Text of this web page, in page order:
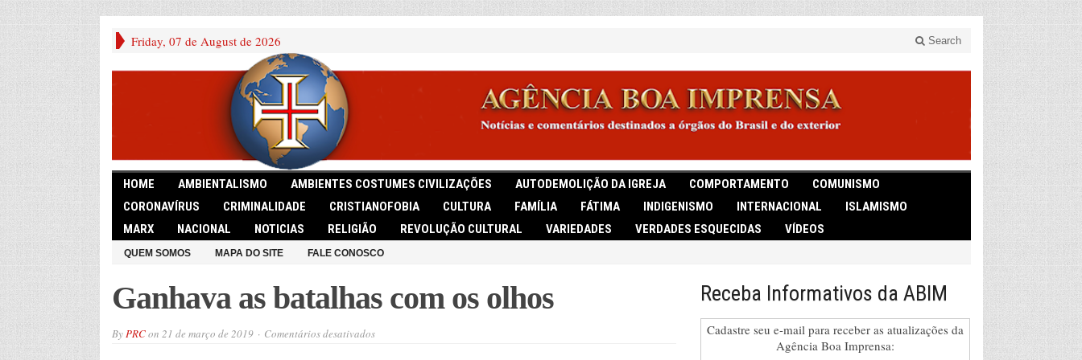
Friday, 07 de August de 2026 Search
HOME AMBIENTALISMO AMBIENTES COSTUMES CIVILIZAÇÕES AUTODEMOLIÇÃO DA IGREJA COMPORTAMENTO
COMUNISMO
CORONAVÍRUS
CRIMINALIDADE CRISTIANOFOBIA CULTURA FAMÍLIA FÁTIMA INDIGENISMO INTERNACIONAL
ISLAMISMO
MARX
NACIONAL NOTICIAS RELIGIÃO REVOLUÇÃO CULTURAL VARIEDADES VERDADES ESQUECIDAS VÍDEOS
QUEM SOMOS MAPA DO SITE FALE CONOSCO
Ganhava as batalhas com os olhos
ByPRCon 21 de março de 2019 Comentários desativadosem
Receba Informativos da ABIM
Cadastre seu e-mail para receber as atualizações da
Agência Boa Imprensa: